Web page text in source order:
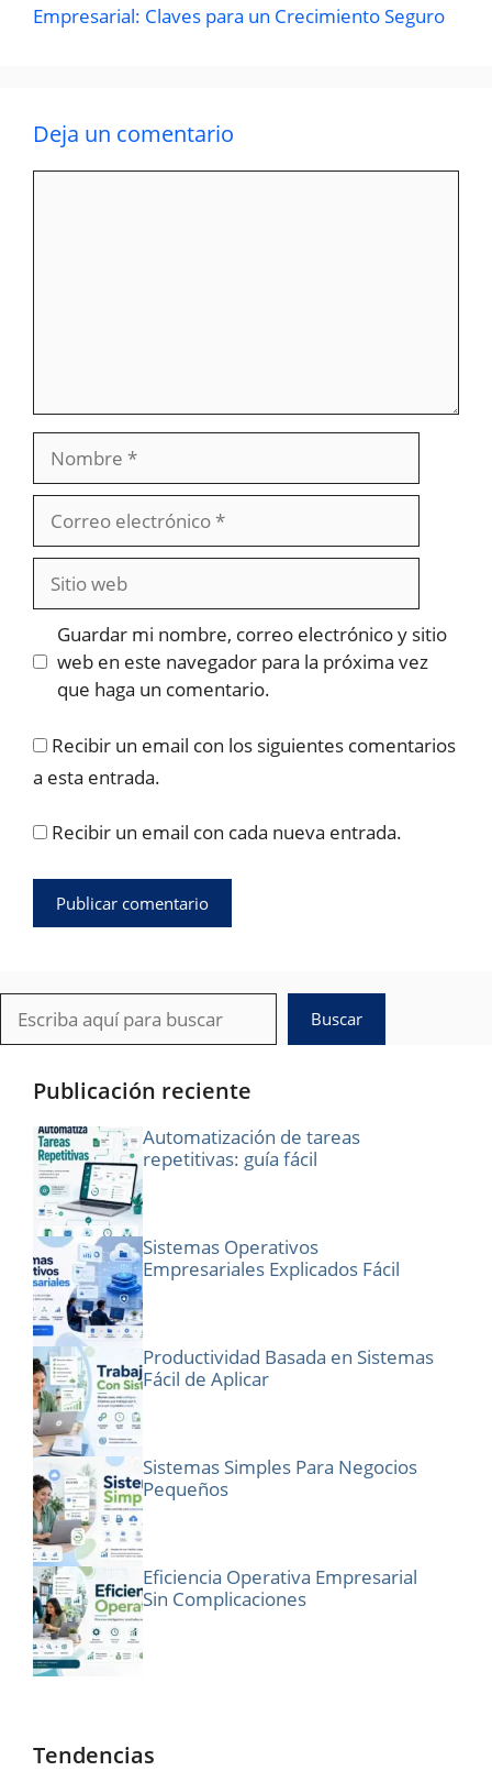
Empresarial: Claves para un Crecimiento Seguro
Deja un comentario
Nombre
electrónico
Sitio
web
Guardar mi nombre, correo electrónico y sitio
web en este navegador para la próxima vez
que haga un comentario.
Recibir un email con los siguientes comentarios
a esta entrada.
Recibir un email con cada nueva entrada.
Buscar
Publicación reciente
Automatización de tareas
repetitivas: guía fácil
Sistemas Operativos
Empresariales Explicados Fácil
Productividad Basada en Sistemas
Fácil de Aplicar
Sistemas Simples Para Negocios
Pequeños
Eficiencia Operativa Empresarial
Sin Complicaciones
Tendencias